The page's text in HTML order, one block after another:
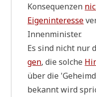
Kon­se­quen­zen
Eigen­in­ter­es­se
Innenminister.
Es sind nicht nur
gen, die sol­che
über die
bekannt wird